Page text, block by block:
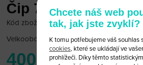
Čip 73
Kód zboží: Bmw4/36
Velkoobchodní cena:po přihlášení
400 Kč
Chcete náš web
tak, jak jste zvyklí?
K tomu potřebujeme váš souhlas
cookies, které se ukládají ve
prohlížeči. Díky těmto